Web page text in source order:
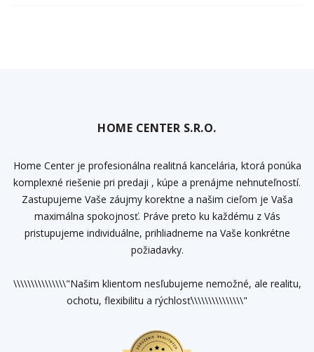
HOME CENTER S.R.O.
Home Center je profesionálna realitná kancelária, ktorá ponúka
komplexné riešenie pri predaji , kúpe a prenájme nehnuteľností.
Zastupujeme Vaše záujmy korektne a našim cieľom je Vaša
maximálna spokojnosť. Práve preto ku každému z Vás
pristupujeme individuálne, prihliadneme na Vaše konkrétne
požiadavky.
\\\\\\\\\\\\\\\"Našim klientom nesľubujeme nemožné, ale realitu,
ochotu, flexibilitu a rýchlosť\\\\\\\\\\\\\\\"